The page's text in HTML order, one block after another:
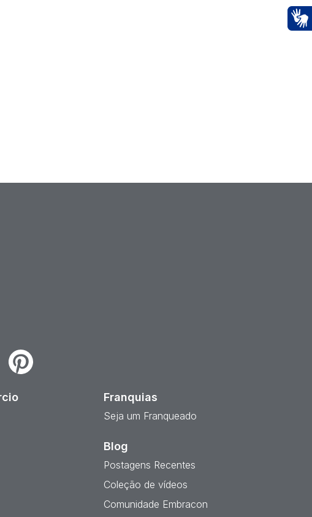
Pinterest
Franquias
Seja um Franqueado
Blog
Postagens Recentes
Coleção de vídeos
Comunidade Embracon